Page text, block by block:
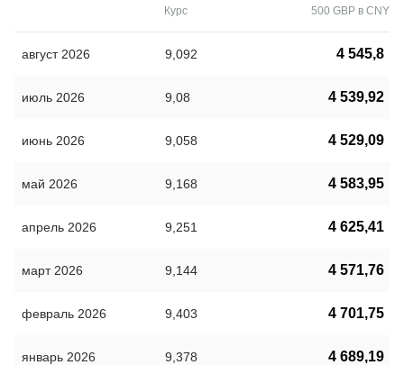
Курс 500 GBP в CNY
август 2026 9,092 4 545,8
июль 2026 9,08 4 539,92
июнь 2026 9,058 4 529,09
май 2026 9,168 4 583,95
апрель 2026 9,251 4 625,41
март 2026 9,144 4 571,76
февраль 2026 9,403 4 701,75
январь 2026 9,378 4 689,19